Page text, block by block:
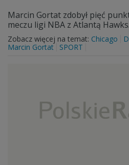
Marcin Gortat zdobył pięć
meczu ligi NBA z Atlantą Hawks.
Zobacz więcej na temat: Chicago
Marcin Gortat
SPORT